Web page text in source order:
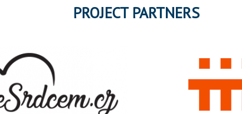
PROJECT PARTNERS